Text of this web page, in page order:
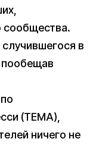
сообщества.
в
пообещав
(TEMA),
ничего не